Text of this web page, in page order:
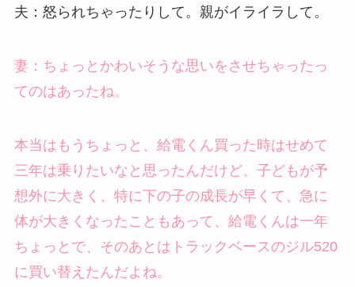
夫：怒られちゃったりして。親がイライラして。
妻：ちょっとかわいそうな思いをさせちゃったっ
てのはあったね。
本当はもうちょっと、給電くん買った時はせめて
三年は乗りたいなと思ったんだけど、子どもが予
想外に大きく、特に下の子の成長が早くて、急に
体が大きくなったこともあって、給電くんは一年
ちょっとで、そのあとはトラックベースのジル520
に買い替えたんだよね。